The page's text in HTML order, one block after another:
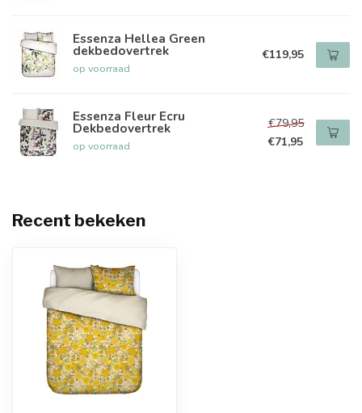
Essenza Hellea Green
dekbedovertrek
op voorraad
€119,95
Essenza Fleur Ecru
Dekbedovertrek
op voorraad
€79,95
€71,95
Recent bekeken